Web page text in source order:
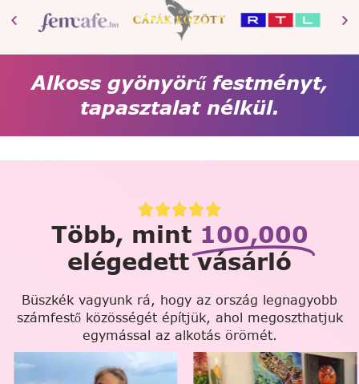
Alkoss gyönyörű festményt,
tapasztalat nélkül.
Több, mint 100,000
elégedett vásárló
Büszkék vagyunk rá, hogy az ország legnagyobb
számfestő közösségét építjük, ahol megoszthatjuk
egymással az alkotás örömét.